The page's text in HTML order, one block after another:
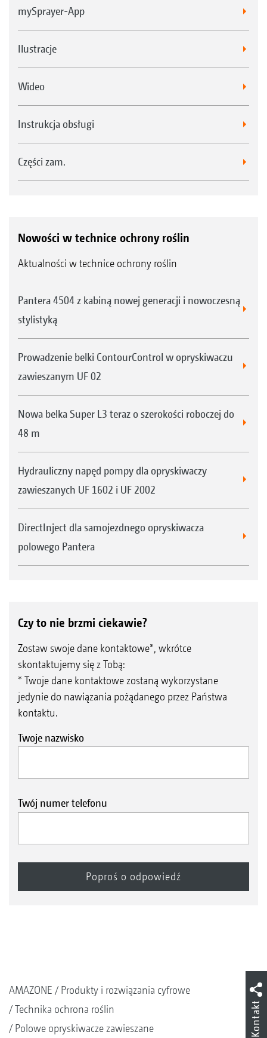
mySprayer-App
Ilustracje
Wideo
Instrukcja obsługi
Części zam.
Nowości w technice ochrony roślin
Aktualności w technice ochrony roślin
Pantera 4504 z kabiną nowej generacji i nowoczesną
stylistyką
Prowadzenie belki ContourControl w opryskiwaczu
zawieszanym UF 02
Nowa belka Super L3 teraz o szerokości roboczej do
48 m
Hydrauliczny napęd pompy dla opryskiwaczy
zawieszanych UF 1602 i UF 2002
DirectInject dla samojezdnego opryskiwacza
polowego Pantera
Czy to nie brzmi ciekawie?
Zostaw swoje dane kontaktowe*, wkrótce
skontaktujemy się z Tobą:
* Twoje dane kontaktowe zostaną wykorzystane
jedynie do nawiązania pożądanego przez Państwa
kontaktu.
Twoje nazwisko
Twój numer telefonu
AMAZONE
Produkty i rozwiązania cyfrowe
Technika ochrona roślin
Polowe opryskiwacze zawieszane
Kontakt